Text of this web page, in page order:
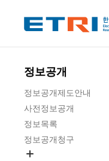
정보공개
정보공개제도안내
사전정보공개
정보목록
정보공개청구